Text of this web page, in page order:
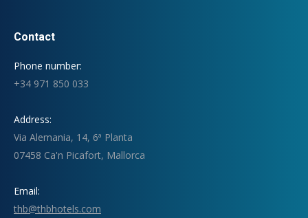
Contact
Phone number:
+34 971 850 033
Address:
Via Alemania, 14, 6ª Planta
07458 Ca'n Picafort, Mallorca
Email:
thb@thbhotels.com